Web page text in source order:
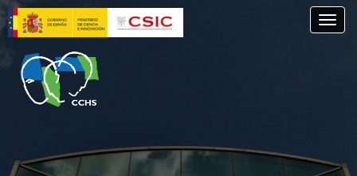
Pasar
al
contenido
principal